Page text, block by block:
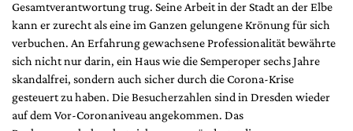
Gesamtverantwortung trug. Seine Arbeit in der Stadt an der Elbe
kann er zurecht als eine im Ganzen gelungene Krönung für sich
verbuchen. An Erfahrung gewachsene Professionalität bewährte
sich nicht nur darin, ein Haus wie die Semperoper sechs Jahre
skandalfrei, sondern auch sicher durch die Corona-Krise
gesteuert zu haben. Die Besucherzahlen sind in Dresden wieder
auf dem Vor-Coronaniveau angekommen. Das